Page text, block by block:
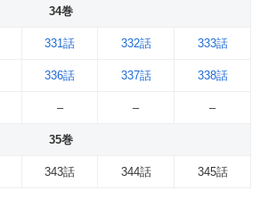
34巻
331話 332話 333話
336話 337話 338話
– – –
35巻
343話 344話 345話